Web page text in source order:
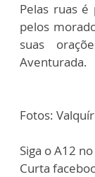
Pelas ruas
pelos
suas
Aventurada.
Fotos:
Siga o A12
Curta